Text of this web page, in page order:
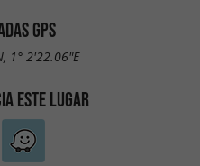
GPS
1° 2'22.06"E
ESTE LUGAR